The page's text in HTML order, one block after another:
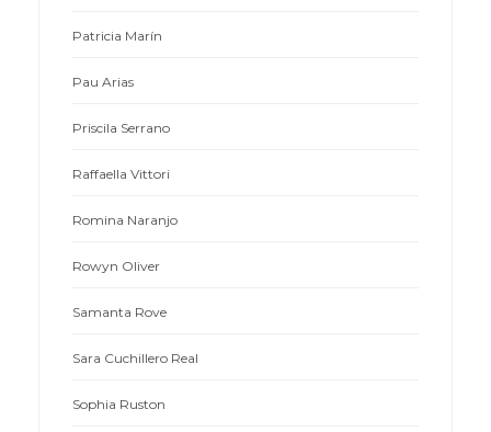
Patricia Marín
Pau Arias
Priscila Serrano
Raffaella Vittori
Romina Naranjo
Rowyn Oliver
Samanta Rove
Sara Cuchillero Real
Sophia Ruston